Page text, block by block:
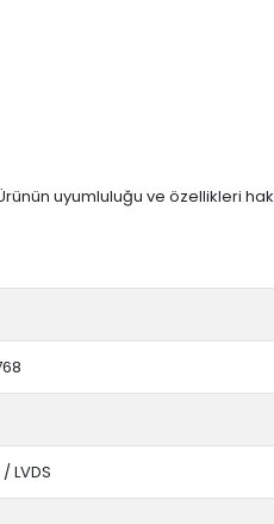
uyumluluğu ve özellikleri
LVDS